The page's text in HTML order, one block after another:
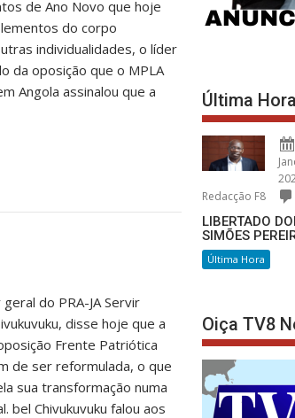
de Ano Novo que hoje
do corpo
individualidades, o líder
da oposição que o MPLA
Angola assinalou que a
do PRA-JA Servir
disse hoje que a
Frente Patriótica
de ser reformulada, o que
sua transformação numa
bel Chivukuvuku falou aos
Última Hora
Redacção F8
LIBERTADO
SIMÕES
Última Hora
Oiça TV8